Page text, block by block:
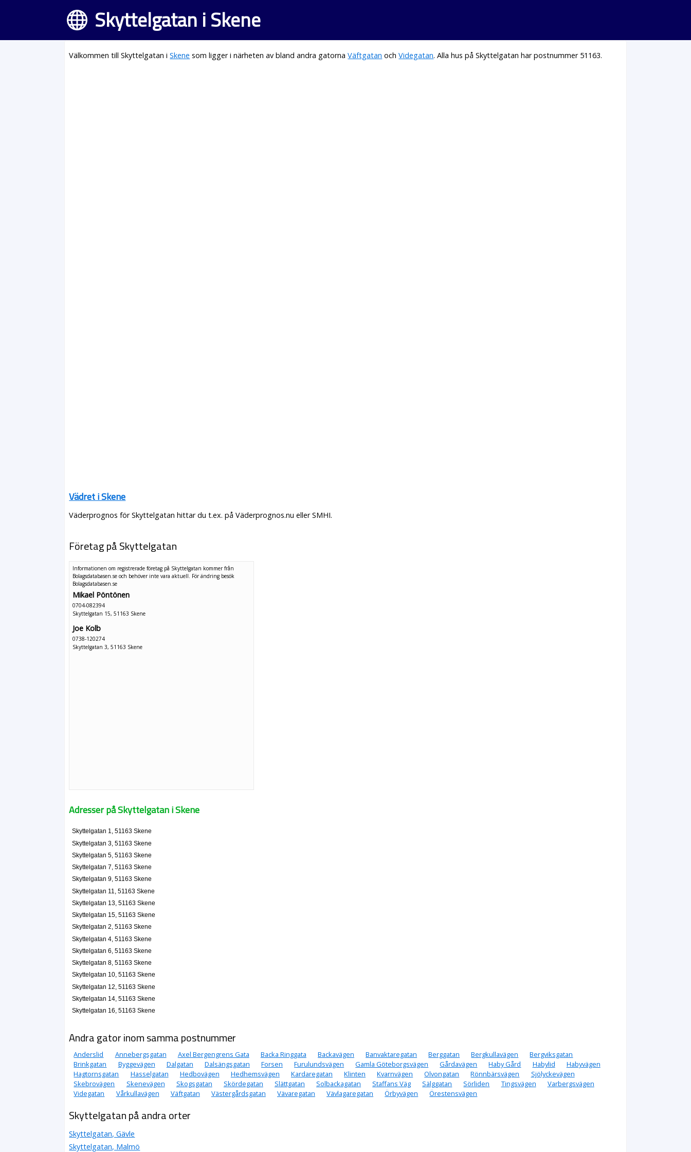
Skyttelgatan i Skene
Välkommen till Skyttelgatan iSkene som ligger i närheten av bland andra gatornaVäftgatan ochVidegatan. Alla hus på Skyttelgatan har postnummer 51163.
Vädret i Skene
Väderprognos för Skyttelgatan hittar du t.ex. på Väderprognos.nu eller SMHI.
Företag på Skyttelgatan
Informationen om registrerade företag på Skyttelgatan kommer från
Bolagsdatabasen.se och behöver inte vara aktuell. För ändring besök
Bolagsdatabasen.se
Mikael Pöntönen
0704-082394
Skyttelgatan 15, 51163 Skene
Joe Kolb
0738-120274
Skyttelgatan 3, 51163 Skene
Adresser på Skyttelgatan i Skene
Skyttelgatan 1, 51163 Skene
Skyttelgatan 3, 51163 Skene
Skyttelgatan 5, 51163 Skene
Skyttelgatan 7, 51163 Skene
Skyttelgatan 9, 51163 Skene
Skyttelgatan 11, 51163 Skene
Skyttelgatan 13, 51163 Skene
Skyttelgatan 15, 51163 Skene
Skyttelgatan 2, 51163 Skene
Skyttelgatan 4, 51163 Skene
Skyttelgatan 6, 51163 Skene
Skyttelgatan 8, 51163 Skene
Skyttelgatan 10, 51163 Skene
Skyttelgatan 12, 51163 Skene
Skyttelgatan 14, 51163 Skene
Skyttelgatan 16, 51163 Skene
Andra gator inom samma postnummer
Anderslid Annebergsgatan Axel Bergengrens Gata Backa Ringgata Backavägen Banvaktaregatan Berggatan Bergkullavägen
Bergviksgatan
Brinkgatan
Byggevägen Dalgatan Dalsängsgatan Forsen Furulundsvägen Gamla Göteborgsvägen Gårdavägen Haby Gård Habylid
Habyvägen
Hagtornsgatan
Hasselgatan Hedbovägen Hedhemsvägen Kardaregatan Klinten Kvarnvägen Olvongatan Rönnbärsvägen
Sjölyckevägen
Skebrovägen
Skenevägen Skogsgatan Skördegatan Slättgatan Solbackagatan Staffans Väg Sälggatan Sörliden Tingsvägen
Varbergsvägen
Videgatan
Vårkullavägen Väftgatan Västergårdsgatan Vävaregatan Vävlagaregatan Örbyvägen Örestensvägen
Skyttelgatan på andra orter
Skyttelgatan, Gävle
Skyttelgatan, Malmö